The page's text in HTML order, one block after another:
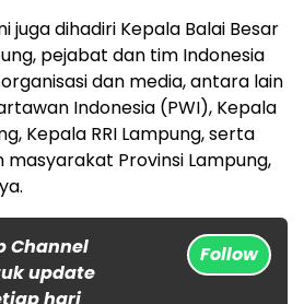
juga dihadiri Kepala Balai Besar
pejabat dan tim Indonesia
dan media, antara lain
Indonesia (PWI), Kepala
Kepala RRI Lampung, serta
Provinsi Lampung,
Channel
update
Follow